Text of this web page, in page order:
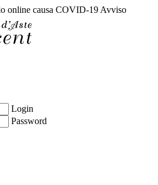
online causa COVID-19 Avviso
Login
Password